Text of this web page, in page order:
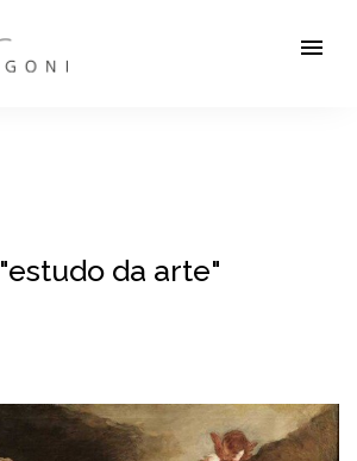
menu
"estudo da arte"